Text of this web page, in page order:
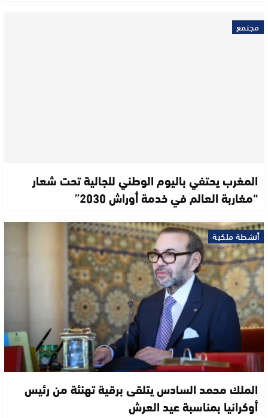
مجتمع
المغرب يحتفي باليوم الوطني للجالية تحت شعار
“مغاربة العالم في خدمة أوراش 2030”
أنشطة ملكية
الملك محمد السادس يتلقى برقية تهنئة من رئيس
أوكرانيا بمناسبة عيد العرش